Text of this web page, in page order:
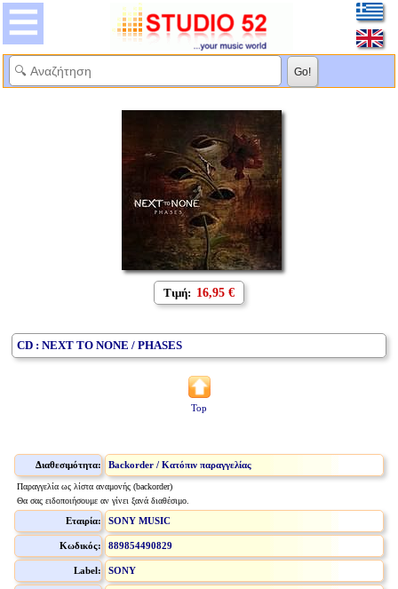
Τιμή: 16,95 €
CD : NEXT TO NONE / PHASES
Top
Διαθεσιμότητα: Backorder / Κατόπιν παραγγελίας
Παραγγελία ως λίστα αναμονής (backorder)
Θα σας ειδοποιήσουμε αν γίνει ξανά διαθέσιμο.
Εταιρία: SONY MUSIC
Κωδικός: 889854490829
Label: SONY